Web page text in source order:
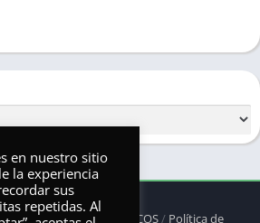
-ANDRONAUTICOS/ Política de
en nuestro sitio
la experiencia
sus
repetidas. Al